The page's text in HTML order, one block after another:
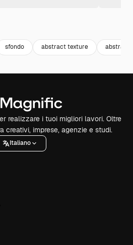
sfondo abstract texture abstract
realizzare i tuoi migliori lavori. Oltre
creativi, imprese, agenzie e studi.
Italiano